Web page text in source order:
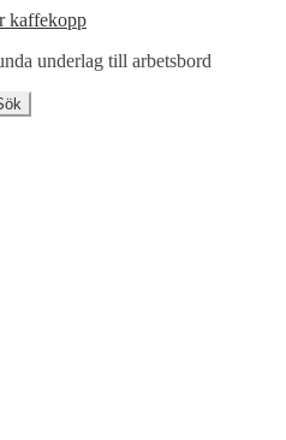
kaffekopp
underlag till arbetsbord